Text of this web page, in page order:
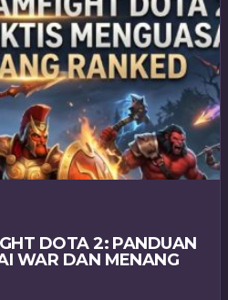
DOTA 2: PANDUAN
WAR DAN MENANG